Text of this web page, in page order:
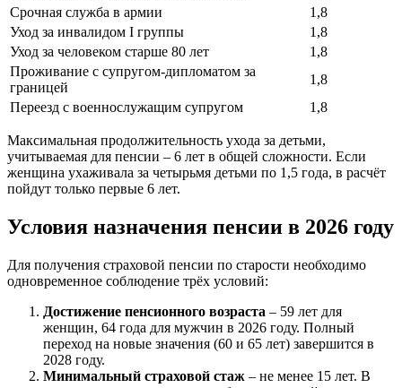
Срочная служба в армии
1,8
Уход за инвалидом I группы
1,8
Уход за человеком старше 80 лет
1,8
Проживание с супругом-дипломатом за
границей
1,8
Переезд с военнослужащим супругом
1,8
Максимальная продолжительность ухода за детьми,
учитываемая для пенсии – 6 лет в общей сложности. Если
женщина ухаживала за четырьмя детьми по 1,5 года, в расчёт
пойдут только первые 6 лет.
Условия назначения пенсии в 2026 году
Для получения страховой пенсии по старости необходимо
одновременное соблюдение трёх условий:
Достижение пенсионного возраста – 59 лет для
женщин, 64 года для мужчин в 2026 году. Полный
переход на новые значения (60 и 65 лет) завершится в
2028 году.
Минимальный страховой стаж – не менее 15 лет. В